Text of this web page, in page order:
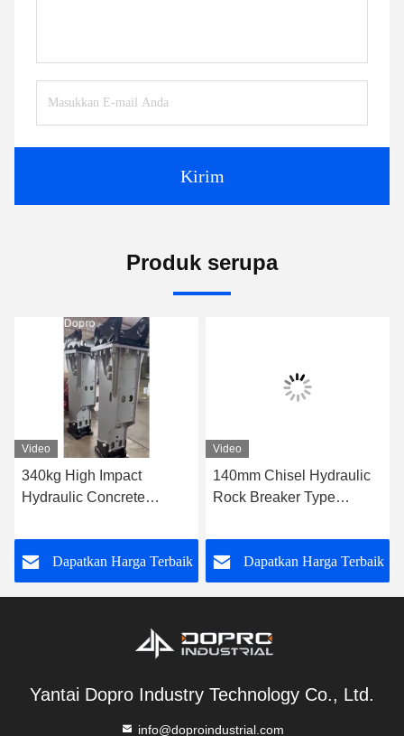
Kirim
Produk serupa
Video
340kg High Impact
Hydraulic Concrete
chisel Untuk Hard Rock
Stone Mining
Dapatkan Harga Terbaik
Video
140mm Chisel Hydraulic
Rock Breaker Type
PC220 Excavator
Dapatkan Harga Terbaik
Yantai Dopro Industry Technology Co., Ltd.
info@doproindustrial.com